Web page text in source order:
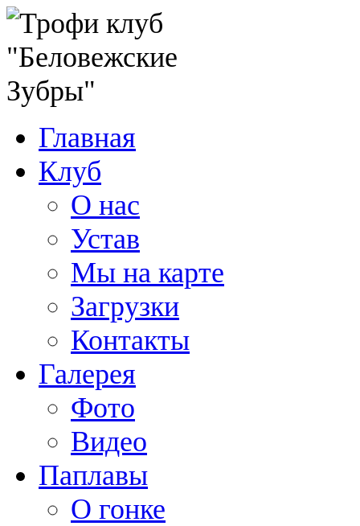
Главная
Клуб
О нас
Устав
Мы на карте
Загрузки
Контакты
Галерея
Фото
Видео
Паплавы
О гонке